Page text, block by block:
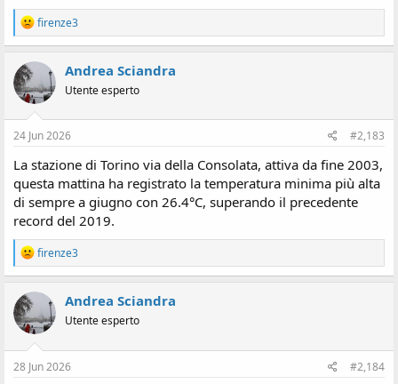
R
e
a
z
o
n
i
:
firenze3
Andrea Sciandra
Utente esperto
24 Jun 2026 #2,183
La stazione di Torino via della Consolata, attiva da fine 2003,
questa mattina ha registrato la temperatura minima più alta
di sempre a giugno con 26.4°C, superando il precedente
record del 2019.
R
e
a
z
o
n
i
:
firenze3
Andrea Sciandra
Utente esperto
28 Jun 2026 #2,184